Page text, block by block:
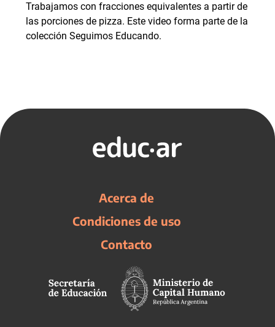
Trabajamos con fracciones equivalentes a partir de
las porciones de pizza. Este video forma parte de la
colección Seguimos Educando.
Acerca de
Condiciones de uso
Contacto